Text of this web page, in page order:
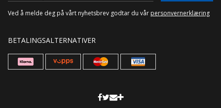
Ved å melde deg på vårt nyhetsbrev godtar du vår personvernerklæring
BETALINGSALTERNATIVER